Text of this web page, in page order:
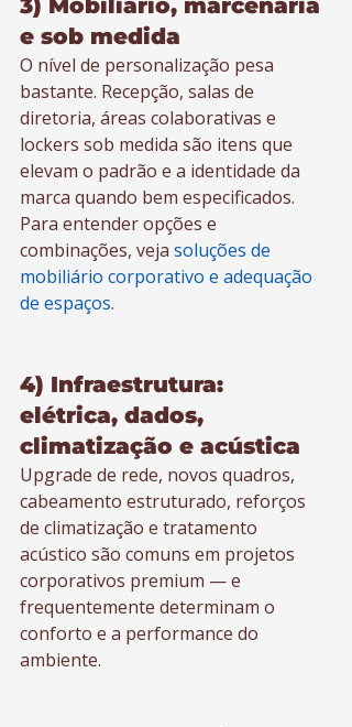
3) Mobiliário, marcenaria
e sob medida
O nível de personalização pesa
bastante. Recepção, salas de
diretoria, áreas colaborativas e
lockers sob medida são itens que
elevam o padrão e a identidade da
marca quando bem especificados.
Para entender opções e
combinações, veja soluções de
mobiliário corporativo e adequação
de espaços.
4) Infraestrutura:
elétrica, dados,
climatização e acústica
Upgrade de rede, novos quadros,
cabeamento estruturado, reforços
de climatização e tratamento
acústico são comuns em projetos
corporativos premium — e
frequentemente determinam o
conforto e a performance do
ambiente.